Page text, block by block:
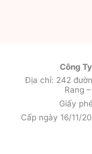
Công
Địa chỉ: 242
Rang
Giấy
Cấp ngày 16/11/